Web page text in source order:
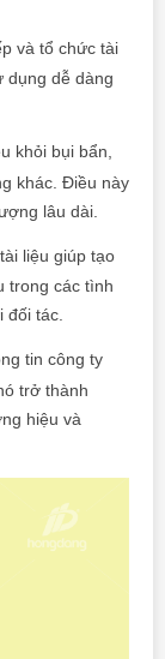
và tổ chức tài
dụng dễ dàng
khỏi bụi bẩn,
khác. Điều này
lâu dài.
liệu giúp tạo
trong các tình
đối tác.
tin công ty
trở thành
hiệu và